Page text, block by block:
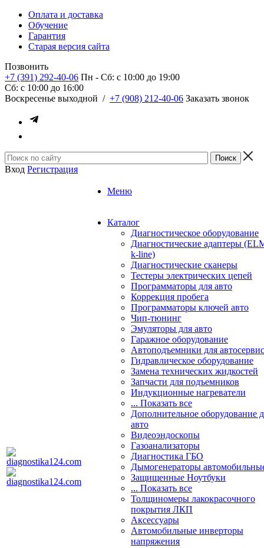
Оплата и доставка
Обучение
Гарантия
Старая версия сайта
Позвонить
+7 (391) 292-40-06 Пн - Сб: c 10:00 до 19:00
Сб: c 10:00 до 16:00
​Воскресенье выходной / +7 (908) 212-40-06 Заказать звонок
Вход Регистрация
Меню
Каталог
Диагностическое оборудование
Диагностические адаптеры
k-line)
Диагностические сканеры
Тестеры электрических цепей
Программаторы для авто
Коррекция пробега
Программаторы ключей авто
Чип-тюнинг
Эмуляторы для авто
Гаражное оборудование
Автоподъемники для
Гидравлическое оборудование
Замена технических жидкостей
Запчасти для подъемников
Индукционные нагреватели
... Показать все
Дополнительное оборудование
авто
Видеоэндоскопы
Газоанализаторы
Диагностика ГБО
Дымогенераторы
Защищенные Ноутбуки
... Показать все
Толщиномеры лакокрасочного
покрытия ЛКП
Аксессуары
Автомобильные инверторы
напряжения